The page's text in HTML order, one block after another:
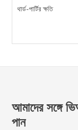
থার্ড-পার্টির ক্ষতি
আমাদের সঙ্গে
পান